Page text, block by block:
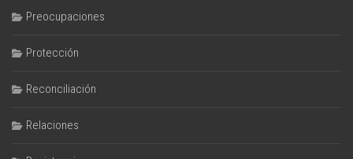
Preocupaciones
Protección
Reconciliación
Relaciones